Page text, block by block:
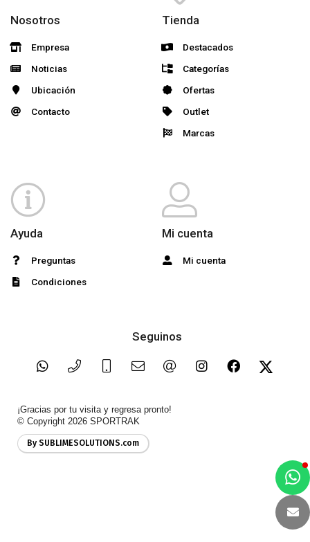
Nosotros
Empresa
Noticias
Ubicación
Contacto
Tienda
Destacados
Categorías
Ofertas
Outlet
Marcas
Ayuda
Preguntas
Condiciones
Mi cuenta
Mi cuenta
Seguinos
¡Gracias por tu visita y regresa pronto!
© Copyright 2026 SPORTRAK
By SUBLIMESOLUTIONS.com